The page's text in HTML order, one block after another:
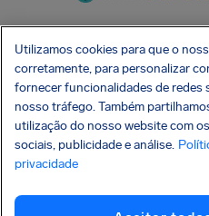
BAIXE
Política de Privacidade
Utilizamos cookies para que o
corretamente, para personalizar
fornecer funcionalidades de redes
nosso tráfego. Também
utilização do nosso website com
sociais, publicidade e análise.
privacidade